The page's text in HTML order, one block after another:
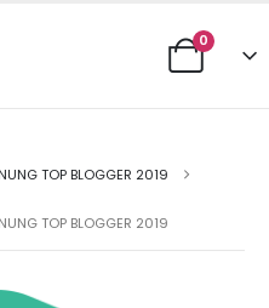
0
TOP BLOGGER 2019
TOP BLOGGER 2019